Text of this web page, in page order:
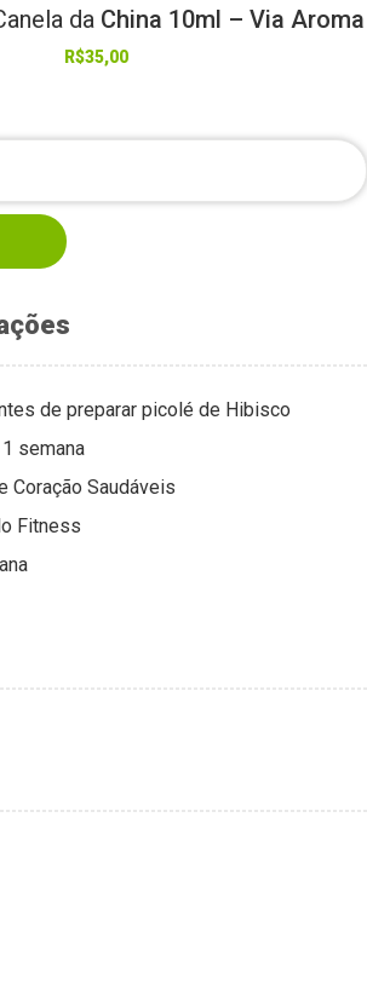
daChina 10ml – Via Aroma
R$35,00
de preparar picolé de Hibisco
semana
Coração Saudáveis
Fitness